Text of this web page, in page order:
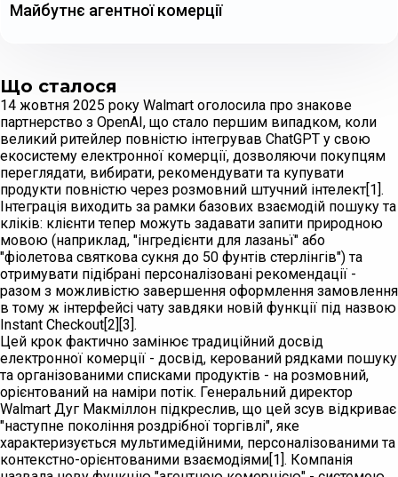
Що сталося
14 жовтня 2025 року Walmart оголосила про знакове
партнерство з OpenAI, що стало першим випадком, коли
великий ритейлер повністю інтегрував ChatGPT у свою
екосистему електронної комерції, дозволяючи покупцям
переглядати, вибирати, рекомендувати та купувати
продукти повністю через розмовний штучний інтелект[1].
Інтеграція виходить за рамки базових взаємодій пошуку та
кліків: клієнти тепер можуть задавати запити природною
мовою (наприклад, "інгредієнти для лазаньї" або
"фіолетова святкова сукня до 50 фунтів стерлінгів") та
отримувати підібрані персоналізовані рекомендації -
разом з можливістю завершення оформлення замовлення
в тому ж інтерфейсі чату завдяки новій функції під назвою
Instant Checkout[2][3].
Цей крок фактично замінює традиційний досвід
електронної комерції - досвід, керований рядками пошуку
та організованими списками продуктів - на розмовний,
орієнтований на наміри потік. Генеральний директор
Walmart Дуг Макміллон підкреслив, що цей зсув відкриває
"наступне покоління роздрібної торгівлі", яке
характеризується мультимедійними, персоналізованими та
контекстно-орієнтованими взаємодіями[1]. Компанія
Майбутнє агентної комерції